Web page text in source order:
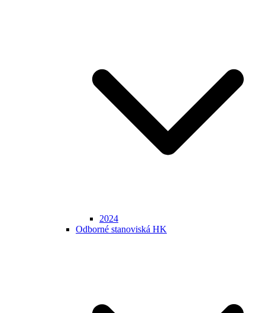
2024
Odborné stanoviská HK